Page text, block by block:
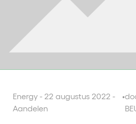
Energy - 22 augustus 2022 -
Aandelen
•